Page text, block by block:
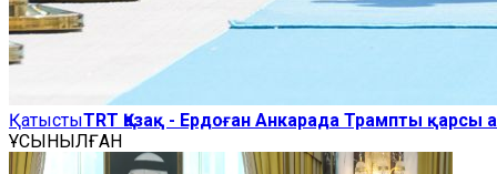
ҚатыстыTRT Қазақ - Ердоған Анкарада Трампты қарсы
ҰСЫНЫЛҒАН